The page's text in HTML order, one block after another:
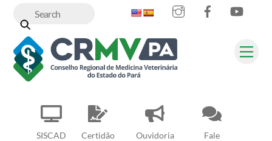
content
SISCAD
Certidão
Ouvidoria
Fale
InstagramFacebook